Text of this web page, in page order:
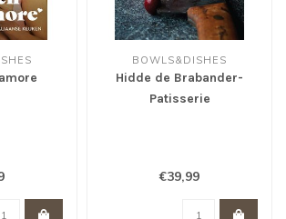
BOWLS&DISHES
Hidde de Brabander-
Patisserie
€39,99